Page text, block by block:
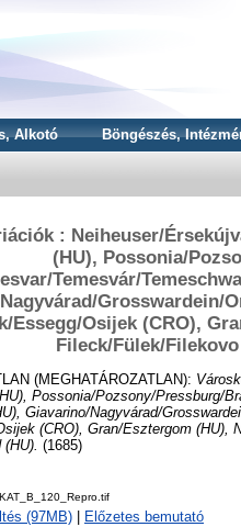
Alkotó Böngészés,
: Neiheuser/
(HU), Possonia/
Temesvár/
Grosswardein/
Essegg/Osijek (CRO),
Fileck/Fülek/
(MEGHATÁROZATLAN):
Possonia/Pozsony/Pressburg/
Giavarino/Nagyvárad/
(CRO), Gran/Esztergom (HU),
(1685)
(97MB) Előzetes bemutató